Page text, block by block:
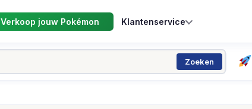
Verkoop jouw Pokémon Klantenservice
Zoeken